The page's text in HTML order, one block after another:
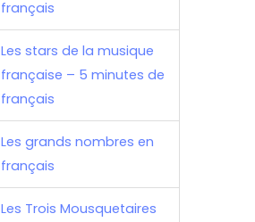
français
Les stars de la musique
française – 5 minutes de
français
Les grands nombres en
français
Les Trois Mousquetaires